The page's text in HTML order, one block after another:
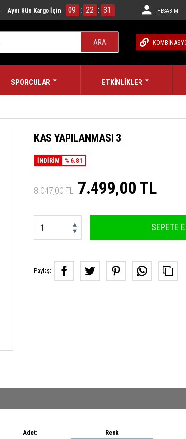
Aynı Gün Kargo İçin 09 : 22 : 30 HESABIM
ARA
SPORCULAR ETKİNLİKLER
KAS YAPILANMASI 3
İNDİRİM % 6.81
8.047,00 TL 7.499,00 TL
SEPETE
Paylaş:
Adet:
Renk